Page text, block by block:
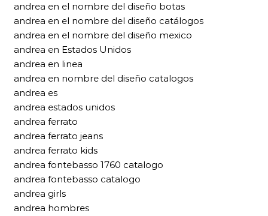
andrea en el nombre del diseño botas
andrea en el nombre del diseño catálogos
andrea en el nombre del diseño mexico
andrea en Estados Unidos
andrea en linea
andrea en nombre del diseño catalogos
andrea es
andrea estados unidos
andrea ferrato
andrea ferrato jeans
andrea ferrato kids
andrea fontebasso 1760 catalogo
andrea fontebasso catalogo
andrea girls
andrea hombres